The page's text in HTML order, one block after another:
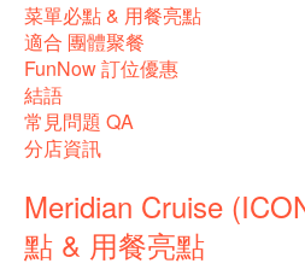
菜單必點 & 用餐亮點
適合 團體聚餐
FunNow 訂位優惠
結語
常見問題 QA
分店資訊
Meridian Cruise
點 & 用餐亮點